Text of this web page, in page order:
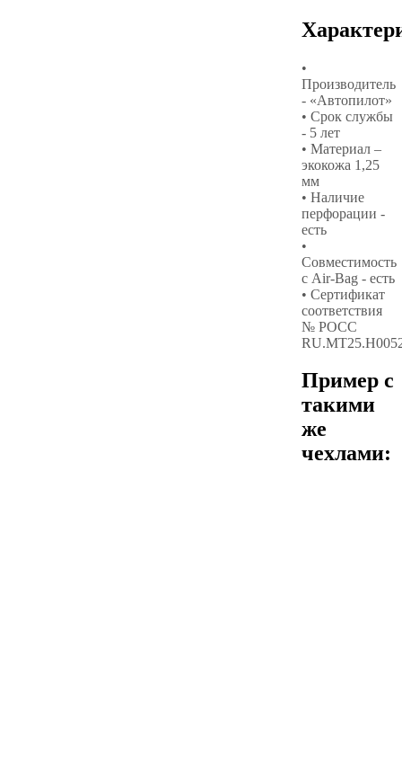
•
Производитель
- «Автопилот»
• Срок службы
- 5 лет
• Материал –
экокожа 1,25
мм
• Наличие
перфорации -
есть
•
Совместимость
с Air-Bag - есть
• Сертификат
соответствия
№ РОСС
Пример с
такими
же
чехлами: